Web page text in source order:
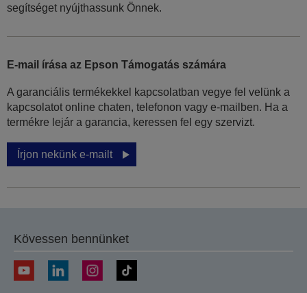
segítséget nyújthassunk Önnek.
E-mail írása az Epson Támogatás számára
A garanciális termékekkel kapcsolatban vegye fel velünk a
kapcsolatot online chaten, telefonon vagy e-mailben. Ha a
termékre lejár a garancia, keressen fel egy szervizt.
Írjon nekünk e-mailt
Kövessen bennünket